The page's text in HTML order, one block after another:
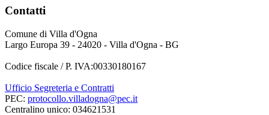
Contatti
Comune di Villa d'Ogna
Largo Europa 39 - 24020 - Villa d'Ogna - BG
Codice fiscale / P. IVA:00330180167
Ufficio Segreteria e Contratti
PEC: protocollo.villadogna@pec.it
Centralino unico: 034621531